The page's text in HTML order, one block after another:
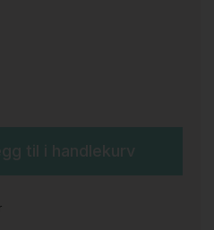
til i handlekurv